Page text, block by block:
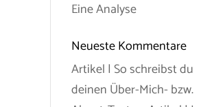
Eine Analyse
Neueste Kommentare
Artikel | So schreibst du
deinen Über-Mich- bzw.